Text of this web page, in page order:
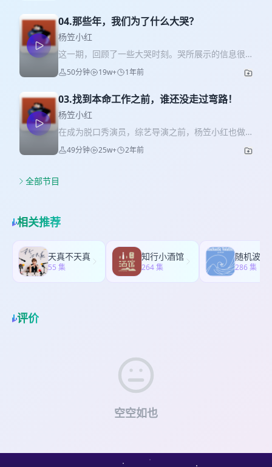
看话剧的经历 00:05:26 试问有哪个女文青没有受过
先锋戏剧的洗礼 00:08:18 小红曾经也写过话剧
00:09:32 杨笠曾经也演过话剧 00:15:48 互动戏
剧……有点爱不起来 00:17:05 上海的话剧氛围带来
的惊喜 00:18:21 假如自己来创作一部舞台剧？
00:30:24 舞台让我们发现隐匿的自我 00:36:26 等一
下，主题乐园也是音乐剧大户啊 00:39:58 杨笠小红
的舞台剧愿望清单 00:50:10 是什么吸引我们参与舞
台？ 本期节目中提到的剧目： 恋爱的犀牛 / 一个陌
生女人的来信 / 窝头会馆 / 白兔子，红兔子 / 青蛇 /
面子 / 女女胞胎 / 长巷 / 暗恋桃花源 / Sleep No
告牌 / 杀手没有假期 / 伊尼舍林的报丧女妖 / 满江红
/ 楚门的世界 / 黄金时代 / 汪苏泷演唱会
神秘节目上，阎鹤祥到底「骂」了杨笠什么？
00:05:11 经历过各种喜剧节目后，阎鹤祥的One
Pick是——— 00:06:31 夸夸大会小红篇：最懂喜剧
节目的制作团队 00:12:06 夸夸大会阎鹤祥篇：舞台
上的真诚最动人 00:16:32 周老板后台拥抱阎老板，
的身上 00:27:29 夸夸会转成Roast大会：当你在做
魔王时，你的心理活动 00:33:29 节目后，阎鹤祥给
相声界带去了怎样的震荡 00:38:44 漫才和相声，一
起写东西好容易吵架啊 00:47:36 对于表演者、制作
人来说，漫才和相声有什么差别 00:54:30 节目之
后，下一步做什么？ 01:03:48 阎鹤祥在传统行业里
秀节目的决定
04.那些年，我们为了什么大哭？
杨笠小红
这一期，回顾了一些大哭时刻。哭所展示的信息很
丰富，除了事件本身，有时候也反应着自己的想
法。而我们向他人转述哭泣时刻时，还会再次联动
的播客，希望大家喜欢。 收听愉快。 本期内容包
括： 👇 02:55 小朋友大哭，成年人不经意地哭
05:15 决定哭的那瞬间，是你已经放松的时刻 08:33
杨蒙恩求婚，杨笠小红抱头痛哭事件 17:11 别酷别
超脱了，一起哭吧 18:03 为小猫哭泣，为小猴子当
50分钟 19w+ 1年前
03.找到本命工作之前，谁还没走过弯路！
杨笠小红
在成为脱口秀演员，综艺导演之前，杨笠小红也做
过一些别的职业，有的很任性，有的很好玩，今天
聊的就是那段弯路时光。 命运无法捉摸，人永远不
压迫” 12:01 没什么职业梦想？我就想去大城市
15:39 上学时代，就是永远在琢磨 21:19 北京的早
高峰地铁，大爷一言以蔽之：一群蚂蚁 27:32 舒服
是第一优先级 29:39 我居然还改编过葫芦娃的
书？！ 34:03 我要去吹一个更大的泡沫 36:37 失业7
个月，人生中最接近抑郁的时期 41:38 我要像巴菲
49分钟 25w+ 2年前
全部节目
相关推荐
天真不天真
55 集
知行小酒馆
264 集 286 集
评价
空空如也